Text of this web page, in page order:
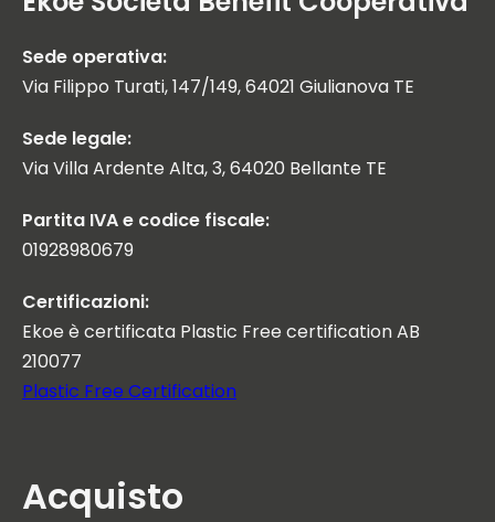
Sede operativa:
Via Filippo Turati, 147/149, 64021 Giulianova TE
Sede legale:
Via Villa Ardente Alta, 3, 64020 Bellante TE
Partita IVA e codice fiscale:
01928980679
Certificazioni:
Ekoe è certificata Plastic Free certification AB
210077
Plastic Free Certification
Acquisto